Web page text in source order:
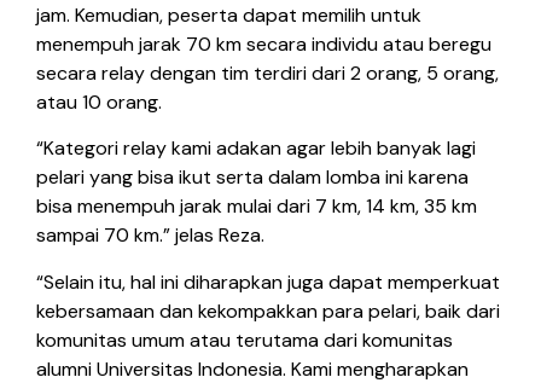
jam. Kemudian, peserta dapat memilih untuk
menempuh jarak 70 km secara individu atau beregu
secara relay dengan tim terdiri dari 2 orang, 5 orang,
atau 10 orang.
“Kategori relay kami adakan agar lebih banyak lagi
pelari yang bisa ikut serta dalam lomba ini karena
bisa menempuh jarak mulai dari 7 km, 14 km, 35 km
sampai 70 km.” jelas Reza.
“Selain itu, hal ini diharapkan juga dapat memperkuat
kebersamaan dan kekompakkan para pelari, baik dari
komunitas umum atau terutama dari komunitas
alumni Universitas Indonesia. Kami mengharapkan